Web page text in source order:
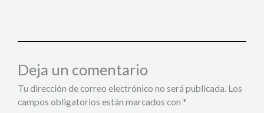
Deja un comentario
Tu dirección de correo electrónico no será publicada. Los
campos obligatorios están marcados con *